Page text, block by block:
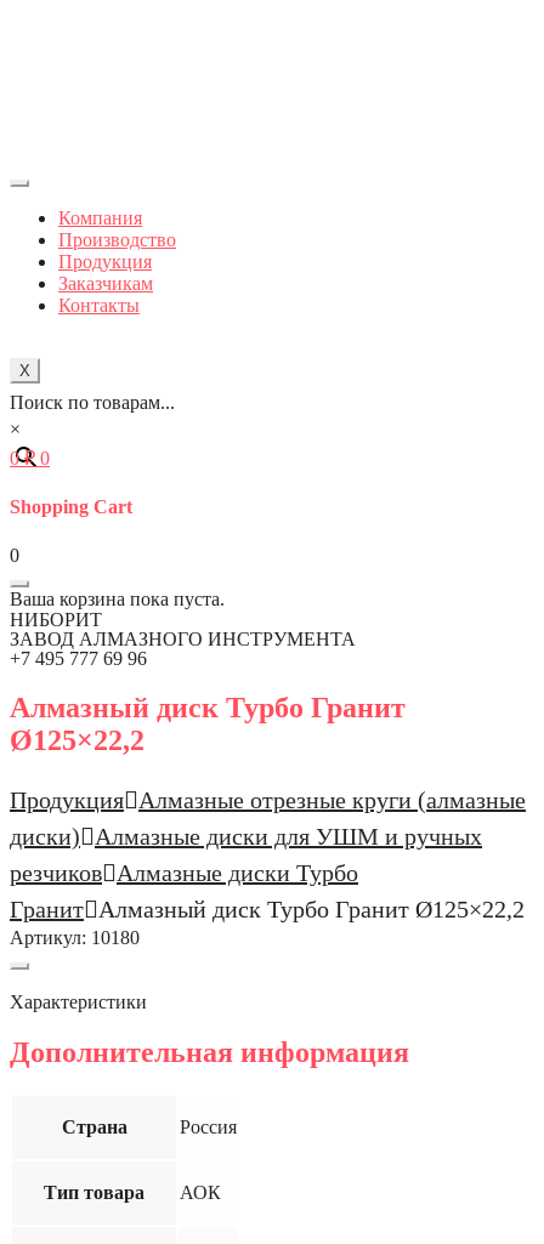
Компания
Производство
Продукция
Заказчикам
Контакты
X
Поиск по товарам...
×
0₽ 0
Shopping Cart
0
Ваша корзина пока пуста.
НИБОРИТ
ЗАВОД АЛМАЗНОГО ИНСТРУМЕНТА
+7 495 777 69 96
Алмазный диск Турбо Гранит
Ø125×22,2
Продукция
Алмазные отрезные круги (алмазные
диски)
Алмазные диски для УШМ и ручных
резчиков
Алмазные диски Турбо
Гранит
Алмазный диск Турбо Гранит Ø125×22,2
Артикул: 10180
Характеристики
Дополнительная информация
Страна Россия
Тип товара АОК